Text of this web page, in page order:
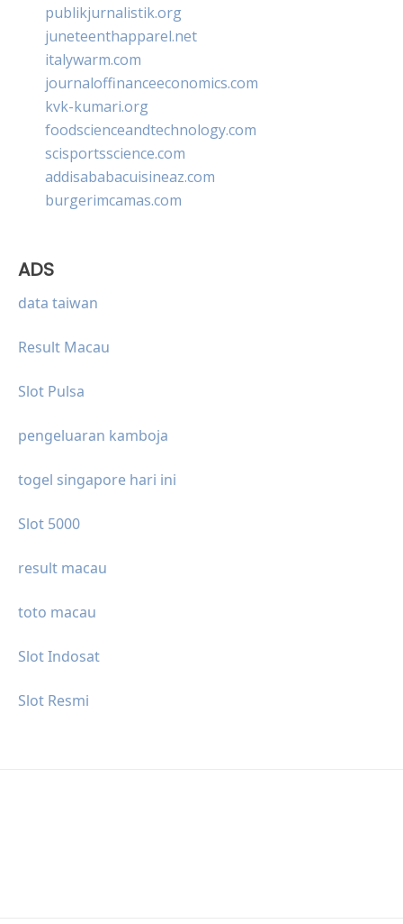
publikjurnalistik.org
juneteenthapparel.net
italywarm.com
journaloffinanceeconomics.com
kvk-kumari.org
foodscienceandtechnology.com
scisportsscience.com
addisababacuisineaz.com
burgerimcamas.com
ADS
data taiwan
Result Macau
Slot Pulsa
pengeluaran kamboja
togel singapore hari ini
Slot 5000
result macau
toto macau
Slot Indosat
Slot Resmi